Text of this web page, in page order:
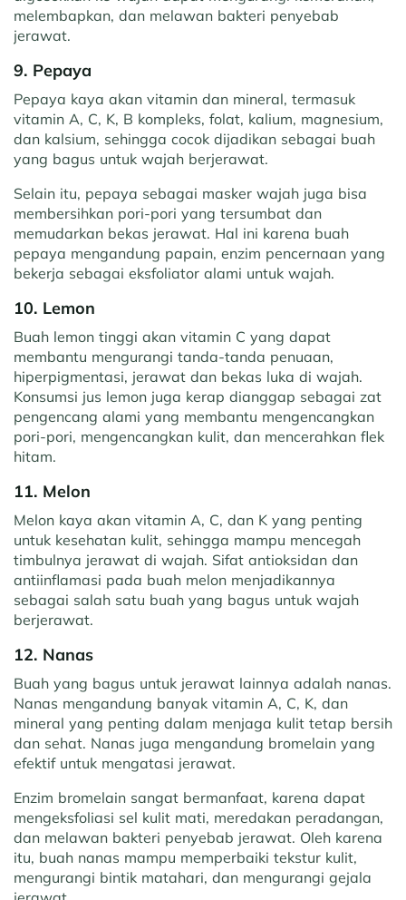
melembapkan, dan melawan bakteri penyebab
jerawat.
9. Pepaya
Pepaya kaya akan vitamin dan mineral, termasuk
vitamin A, C, K, B kompleks, folat, kalium, magnesium,
dan kalsium, sehingga cocok dijadikan sebagai buah
yang bagus untuk wajah berjerawat.
Selain itu, pepaya sebagai masker wajah juga bisa
membersihkan pori-pori yang tersumbat dan
memudarkan bekas jerawat. Hal ini karena buah
pepaya mengandung papain, enzim pencernaan yang
bekerja sebagai eksfoliator alami untuk wajah.
10. Lemon
Buah lemon tinggi akan vitamin C yang dapat
membantu mengurangi tanda-tanda penuaan,
hiperpigmentasi, jerawat dan bekas luka di wajah.
Konsumsi jus lemon juga kerap dianggap sebagai zat
pengencang alami yang membantu mengencangkan
pori-pori, mengencangkan kulit, dan mencerahkan flek
hitam.
11. Melon
Melon kaya akan vitamin A, C, dan K yang penting
untuk kesehatan kulit, sehingga mampu mencegah
timbulnya jerawat di wajah. Sifat antioksidan dan
antiinflamasi pada buah melon menjadikannya
sebagai salah satu buah yang bagus untuk wajah
berjerawat.
12. Nanas
Buah yang bagus untuk jerawat lainnya adalah nanas.
Nanas mengandung banyak vitamin A, C, K, dan
mineral yang penting dalam menjaga kulit tetap bersih
dan sehat. Nanas juga mengandung bromelain yang
efektif untuk mengatasi jerawat.
Enzim bromelain sangat bermanfaat, karena dapat
mengeksfoliasi sel kulit mati, meredakan peradangan,
dan melawan bakteri penyebab jerawat. Oleh karena
itu, buah nanas mampu memperbaiki tekstur kulit,
mengurangi bintik matahari, dan mengurangi gejala